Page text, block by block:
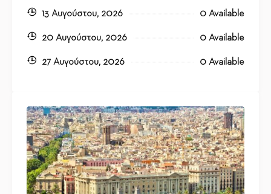
13 Αυγούστου, 2026 0 Available
20 Αυγούστου, 2026 0 Available
27 Αυγούστου, 2026 0 Available